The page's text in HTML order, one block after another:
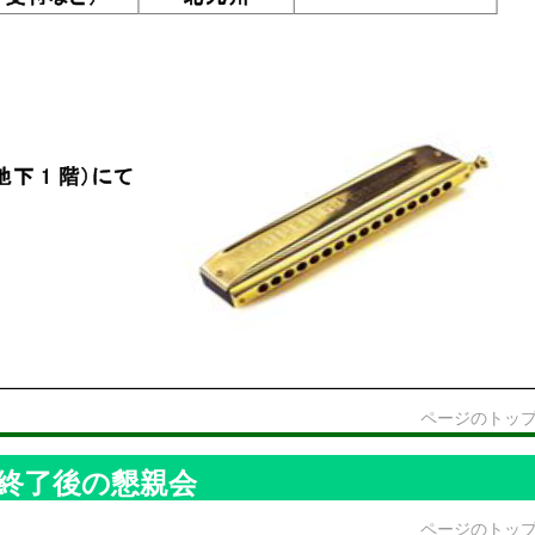
ページのトッ
了後の懇親会
ページのトッ